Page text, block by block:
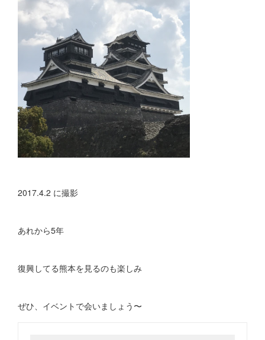
2017.4.2 に撮影
あれから5年
復興してる熊本を見るのも楽しみ
ぜひ、イベントで会いましょう〜